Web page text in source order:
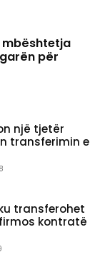
mbështetja
për
një tjetër
transferimin e
transferohet
kontratë